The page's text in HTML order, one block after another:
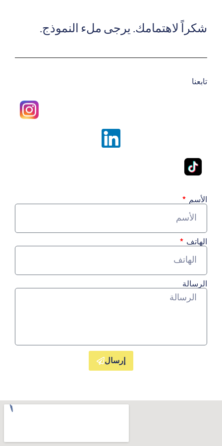
شكراً لاهتمامك. يرجى ملء النموذج.
تابعنا
الأسم
الهاتف
الرسالة
إرسال